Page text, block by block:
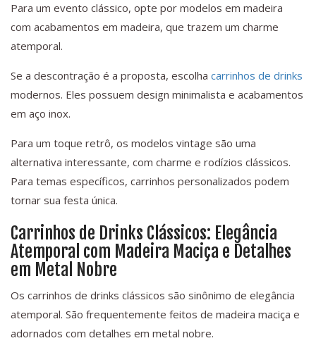
Para um evento clássico, opte por modelos em madeira
com acabamentos em madeira, que trazem um charme
atemporal.
Se a descontração é a proposta, escolha carrinhos de drinks
modernos. Eles possuem design minimalista e acabamentos
em aço inox.
Para um toque retrô, os modelos vintage são uma
alternativa interessante, com charme e rodízios clássicos.
Para temas específicos, carrinhos personalizados podem
tornar sua festa única.
Carrinhos de Drinks Clássicos: Elegância
Atemporal com Madeira Maciça e Detalhes
em Metal Nobre
Os carrinhos de drinks clássicos são sinônimo de elegância
atemporal. São frequentemente feitos de madeira maciça e
adornados com detalhes em metal nobre.